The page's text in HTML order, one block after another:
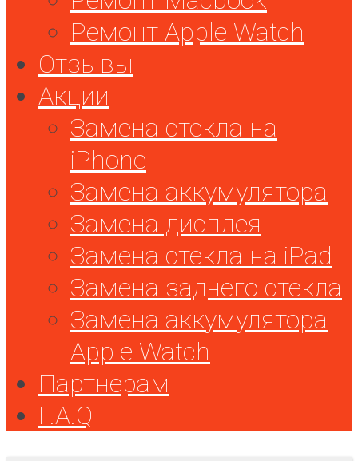
Ремонт Apple Watch
Отзывы
Акции
Замена стекла на
iPhone
Замена аккумулятора
Замена дисплея
Замена стекла на iPad
Замена заднего стекла
Замена аккумулятора
Apple Watch
Партнерам
F.A.Q